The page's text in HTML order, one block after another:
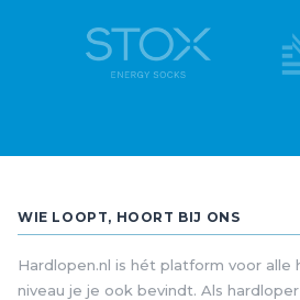
WIE LOOPT, HOORT BIJ ONS
Hardlopen.nl is hét platform voor alle
niveau je je ook bevindt. Als